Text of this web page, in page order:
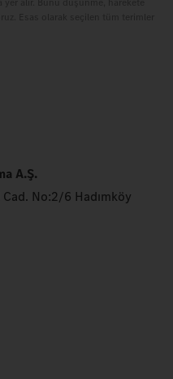
A.Ş.
No:2/6 Hadımköy